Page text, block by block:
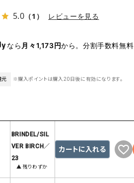
その他スカート
ピース・チュニック
ット・アウター
08mab(ゼロハチマブ)
1 metre carre（アンメートルキャレ ）
adidas（アディダス）
ASFVLT（アスファルト）
Ampersand（アンパサンド）
5.0 （1） レビューを見る
なら 月々1,173円から。分割手数料無料
元 ※購入ポイントは購入20日後に有効になります。
BRINDEL/SIL
VER BIRCH／
23
▲ 残りわずか
カートに入れる